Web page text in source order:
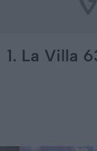
1. La Villa